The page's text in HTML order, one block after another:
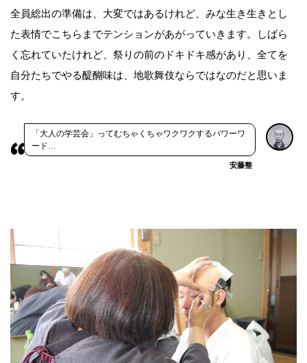
全員総出の準備は、大変ではあるけれど、みな生き生きとし
た表情でこちらまでテンションがあがっていきます。しばら
く忘れていたけれど、祭りの前のドキドキ感があり、全てを
自分たちでやる醍醐味は、地歌舞伎ならではなのだと思いま
す。
「大人の学芸会」ってむちゃくちゃワクワクするパワーワ
ード…
安藤整